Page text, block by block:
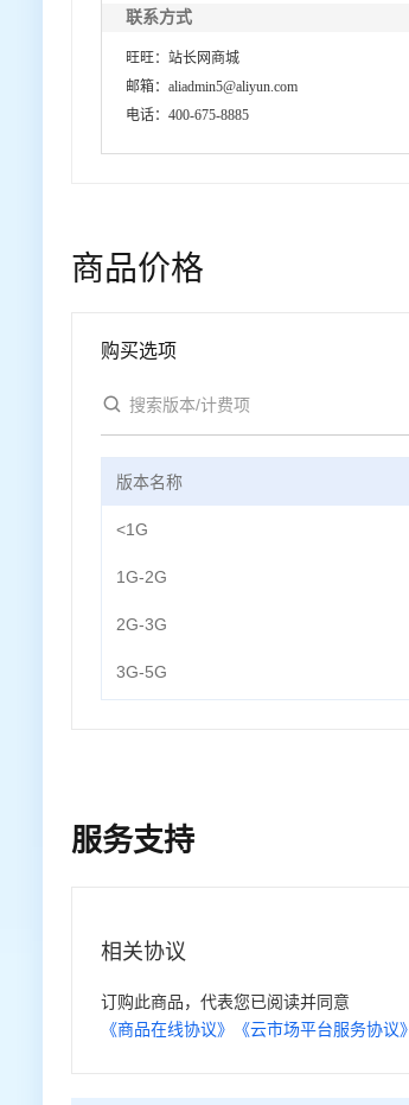
联系方式
旺旺：站长网商城
邮箱：aliadmin5@aliyun.com
电话：400-675-8885
商品价格
购买选项
版本名称
<1G
1G-2G
2G-3G
3G-5G
服务支持
相关协议
订购此商品，代表您已阅读并同意
《商品在线协议》
《云市场平台服务协议》